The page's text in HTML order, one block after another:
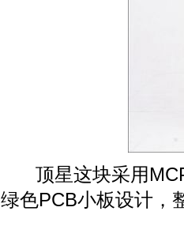
顶星这块采用
绿色PCB小板设计，